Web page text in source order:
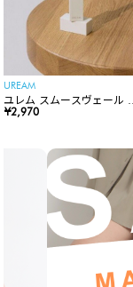
UREAM
ユレム スムースヴェール リ
ップスティック
¥2,970